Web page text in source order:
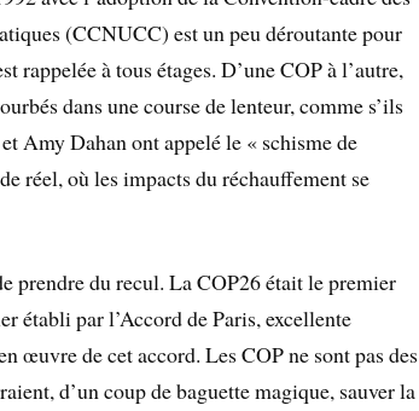
(CCNUCC) est un peu déroutante pour
rappelée à tous étages. D’une COP à l’autre,
dans une course de lenteur, comme s’ils
Amy Dahan ont appelé le « schisme de
réel, où les impacts du réchauffement se
prendre du recul. La COP26 était le premier
établi par l’Accord de Paris, excellente
œuvre de cet accord. Les COP ne sont pas des
d’un coup de baguette magique, sauver la